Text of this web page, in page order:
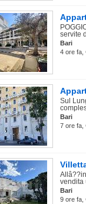
servite
Bari
4 ore fa,
Sul
Bari
7 ore fa,
vendita
Bari
9 ore fa,